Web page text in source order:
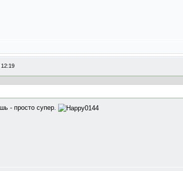
- просто супер.